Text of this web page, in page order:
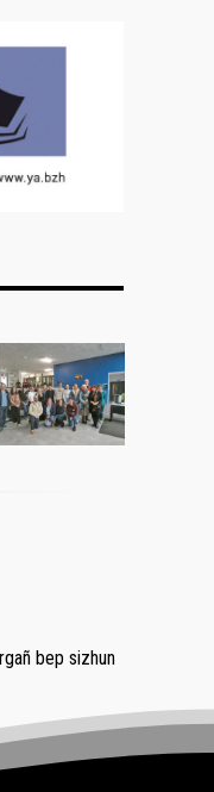
bep sizhun